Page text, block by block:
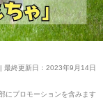
最終更新日：2023年9月14日
にプロモーションを含みます